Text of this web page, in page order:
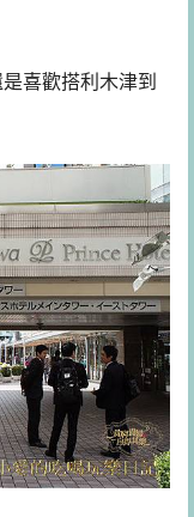
喜歡搭利木津到